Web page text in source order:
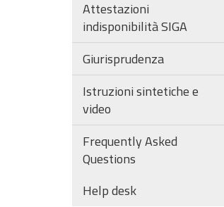
Attestazioni
indisponibilità SIGA
Giurisprudenza
Istruzioni sintetiche e
video
Frequently Asked
Questions
Help desk